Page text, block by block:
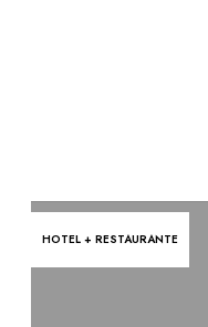
HOTEL + RESTAURANTE